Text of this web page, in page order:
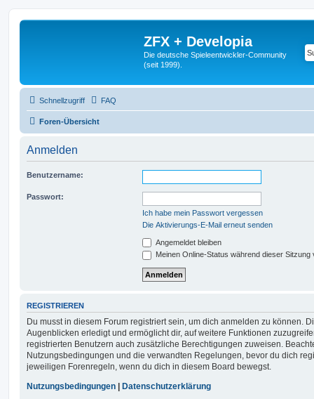
ZFX + Developia
Die deutsche Spieleentwickler-Community
(seit 1999).
Schnellzugriff FAQ
Foren-Übersicht
Anmelden
Benutzername:
Passwort:
Ich habe mein Passwort vergessen
Die Aktivierungs-E-Mail erneut senden
Angemeldet bleiben
Meinen Online-Status während dieser Sitzung
REGISTRIEREN
Du musst in diesem Forum registriert sein, um dich anmelden zu können.
Augenblicken erledigt und ermöglicht dir, auf weitere Funktionen
registrierten Benutzern auch zusätzliche Berechtigungen zuweisen.
Nutzungsbedingungen und die verwandten Regelungen, bevor du dich
jeweiligen Forenregeln, wenn du dich in diesem Board bewegst.
Nutzungsbedingungen
Datenschutzerklärung